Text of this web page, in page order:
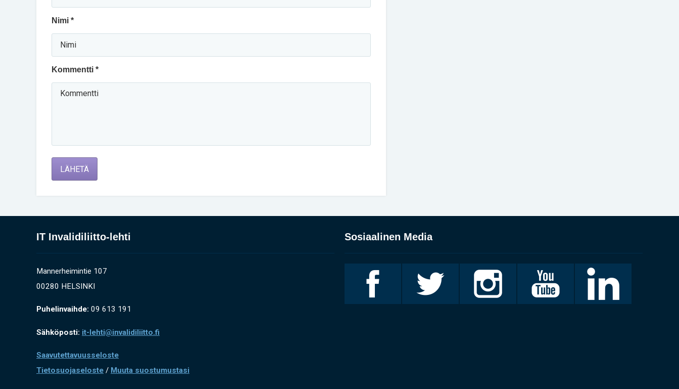
Nimi *
Kommentti *
LÄHETÄ
IT Invalidiliitto-lehti
Mannerheimintie 107
00280 HELSINKI
Puhelinvaihde: 09 613 191
Sähköposti: it-lehti@invalidiliitto.fi
Saavutettavuusseloste
Tietosuojaseloste / Muuta suostumustasi
Sosiaalinen Media
Invalidiliitto
Facebookissa
Invalidiliitto
Twitterissä
Invalidiliitto
Instagramissa
Invalidiliitto
Youtubessa
LinkedIn